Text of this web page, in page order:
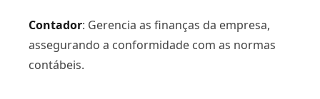
Contador: Gerencia as finanças da empresa,
assegurando a conformidade com as normas
contábeis.